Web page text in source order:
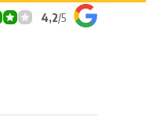
4,2/5